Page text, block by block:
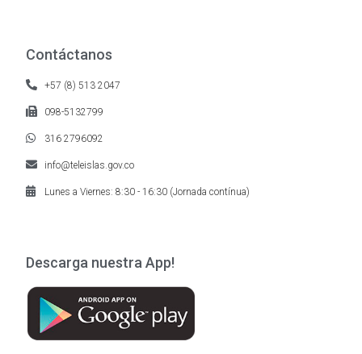
Contáctanos
+57 (8) 513 2047
098-5132799
316 2796092
info@teleislas.gov.co
Lunes a Viernes: 8:30 - 16:30 (Jornada contínua)
Descarga nuestra App!